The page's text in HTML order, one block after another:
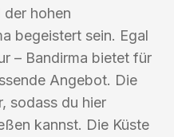
der hohen
begeistert sein. Egal
– Bandirma bietet für
Angebot. Die
sodass du hier
kannst. Die Küste